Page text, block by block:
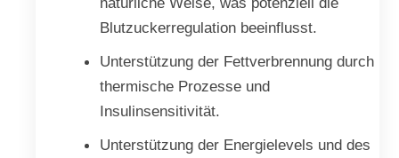
Blutzuckerregulation beeinflusst.
Unterstützung der Fettverbrennung durch
thermische Prozesse und
Insulinsensitivität.
Unterstützung der Energielevels und des